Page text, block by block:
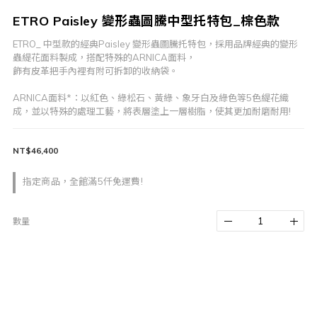
ETRO Paisley 變形蟲圖騰中型托特包_棕色款
ETRO_ 中型款的經典Paisley 變形蟲圖騰托特包，採用品牌經典的變形
蟲緹花面料製成，搭配特殊的ARNICA面料，
飾有皮革把手內裡有附可拆卸的收納袋。
ARNICA面料*：以紅色、綠松石、黃綠、象牙白及綠色等5色緹花織
成，並以特殊的處理工藝，將表層塗上一層樹脂，使其更加耐磨耐用!
指定商品，全館滿5仟免運費!
NT$46,400
數量